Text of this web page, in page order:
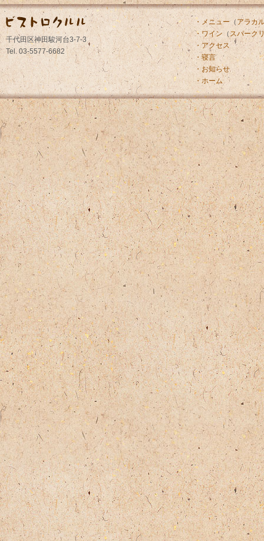
千代田区神田駿河台3-7-3
Tel. 03-5577-6682
・メニュー（ アラカ
・ワイン （スパーク
・アクセス
・寝言
・お知らせ
・ホーム